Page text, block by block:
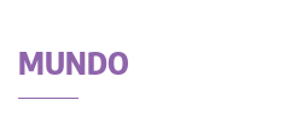
MUNDO